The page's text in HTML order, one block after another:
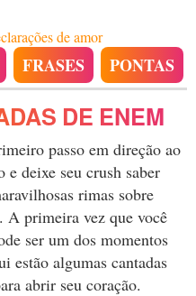
de amor
FRASES PONTAS
DE ENEM
passo em direção ao
deixe seu crush saber
rimas sobre
A primeira vez que você
ser um dos momentos
estão algumas cantadas
abrir seu coração.